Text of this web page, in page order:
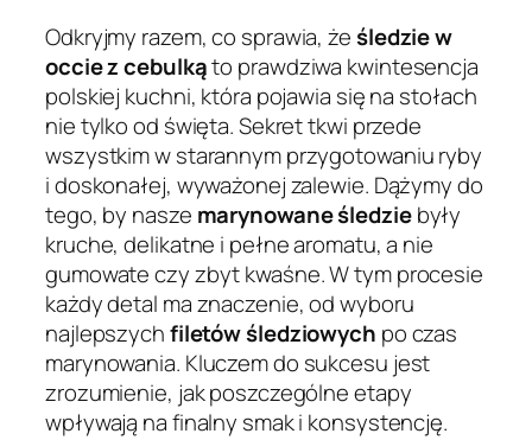
Odkryjmy razem, co sprawia, żeśledzie w
occie z cebulkąto prawdziwa kwintesencja
polskiej kuchni, która pojawia się na stołach
nie tylko od święta. Sekret tkwi przede
wszystkim w starannym przygotowaniu ryby
i doskonałej, wyważonej zalewie. Dążymy do
tego, by nasze marynowane śledziebyły
kruche, delikatne i pełne aromatu, a nie
gumowate czy zbyt kwaśne. W tym procesie
każdy detal ma znaczenie, od wyboru
najlepszychfiletów śledziowych po czas
marynowania. Kluczem do sukcesu jest
zrozumienie, jak poszczególne etapy
wpływają na finalny smak i konsystencję.